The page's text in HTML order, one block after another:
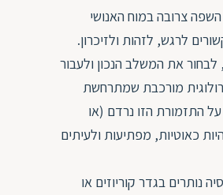
צרובה במוח האנושי
לרגש, לזהות ולזיכרון.
את המשלב הנכון ולעבור
מורכבת שמתרחשת
התזמורת הזו נרדם (או
כאוטיות, מפתיעות ולעיתים
נותרים בגדר קוריוזים או